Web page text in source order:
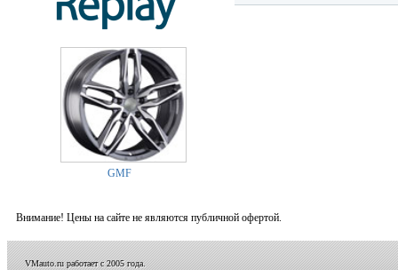
GMF
Внимание! Цены на сайте не являются публичной офертой.
VMauto.ru работает с 2005 года.